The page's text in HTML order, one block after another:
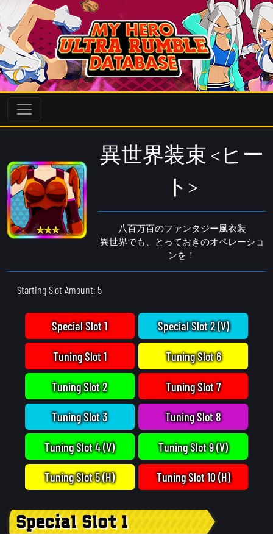
異世界装束 <ヒー
ト>
八百万百のファンタジー風衣装
異世界でも、とっておきのオペレーショ
ンを！
Starting Slot Amount: 5
Special Slot 1
Tuning Slot 1
Tuning Slot 2
Tuning Slot 3
Tuning Slot 4 (V)
Tuning Slot 5 (H)
Special Slot 2 (V)
Tuning Slot 6
Tuning Slot 7
Tuning Slot 8
Tuning Slot 9 (V)
Tuning Slot 10 (H)
Special Slot 1